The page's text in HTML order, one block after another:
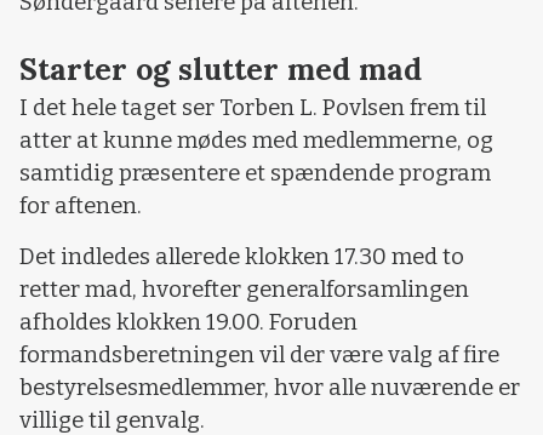
Starter og slutter med mad
I det hele taget ser Torben L. Povlsen frem til
atter at kunne mødes med medlemmerne, og
samtidig præsentere et spændende program
for aftenen.
Det indledes allerede klokken 17.30 med to
retter mad, hvorefter generalforsamlingen
afholdes klokken 19.00. Foruden
formandsberetningen vil der være valg af fire
bestyrelsesmedlemmer, hvor alle nuværende er
villige til genvalg.